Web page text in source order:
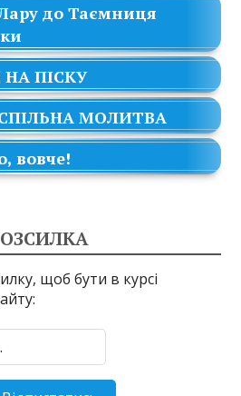
доТаємниця
НА ПІСКУ
МОЛИТВА
вовче!
щоб бути в курсі